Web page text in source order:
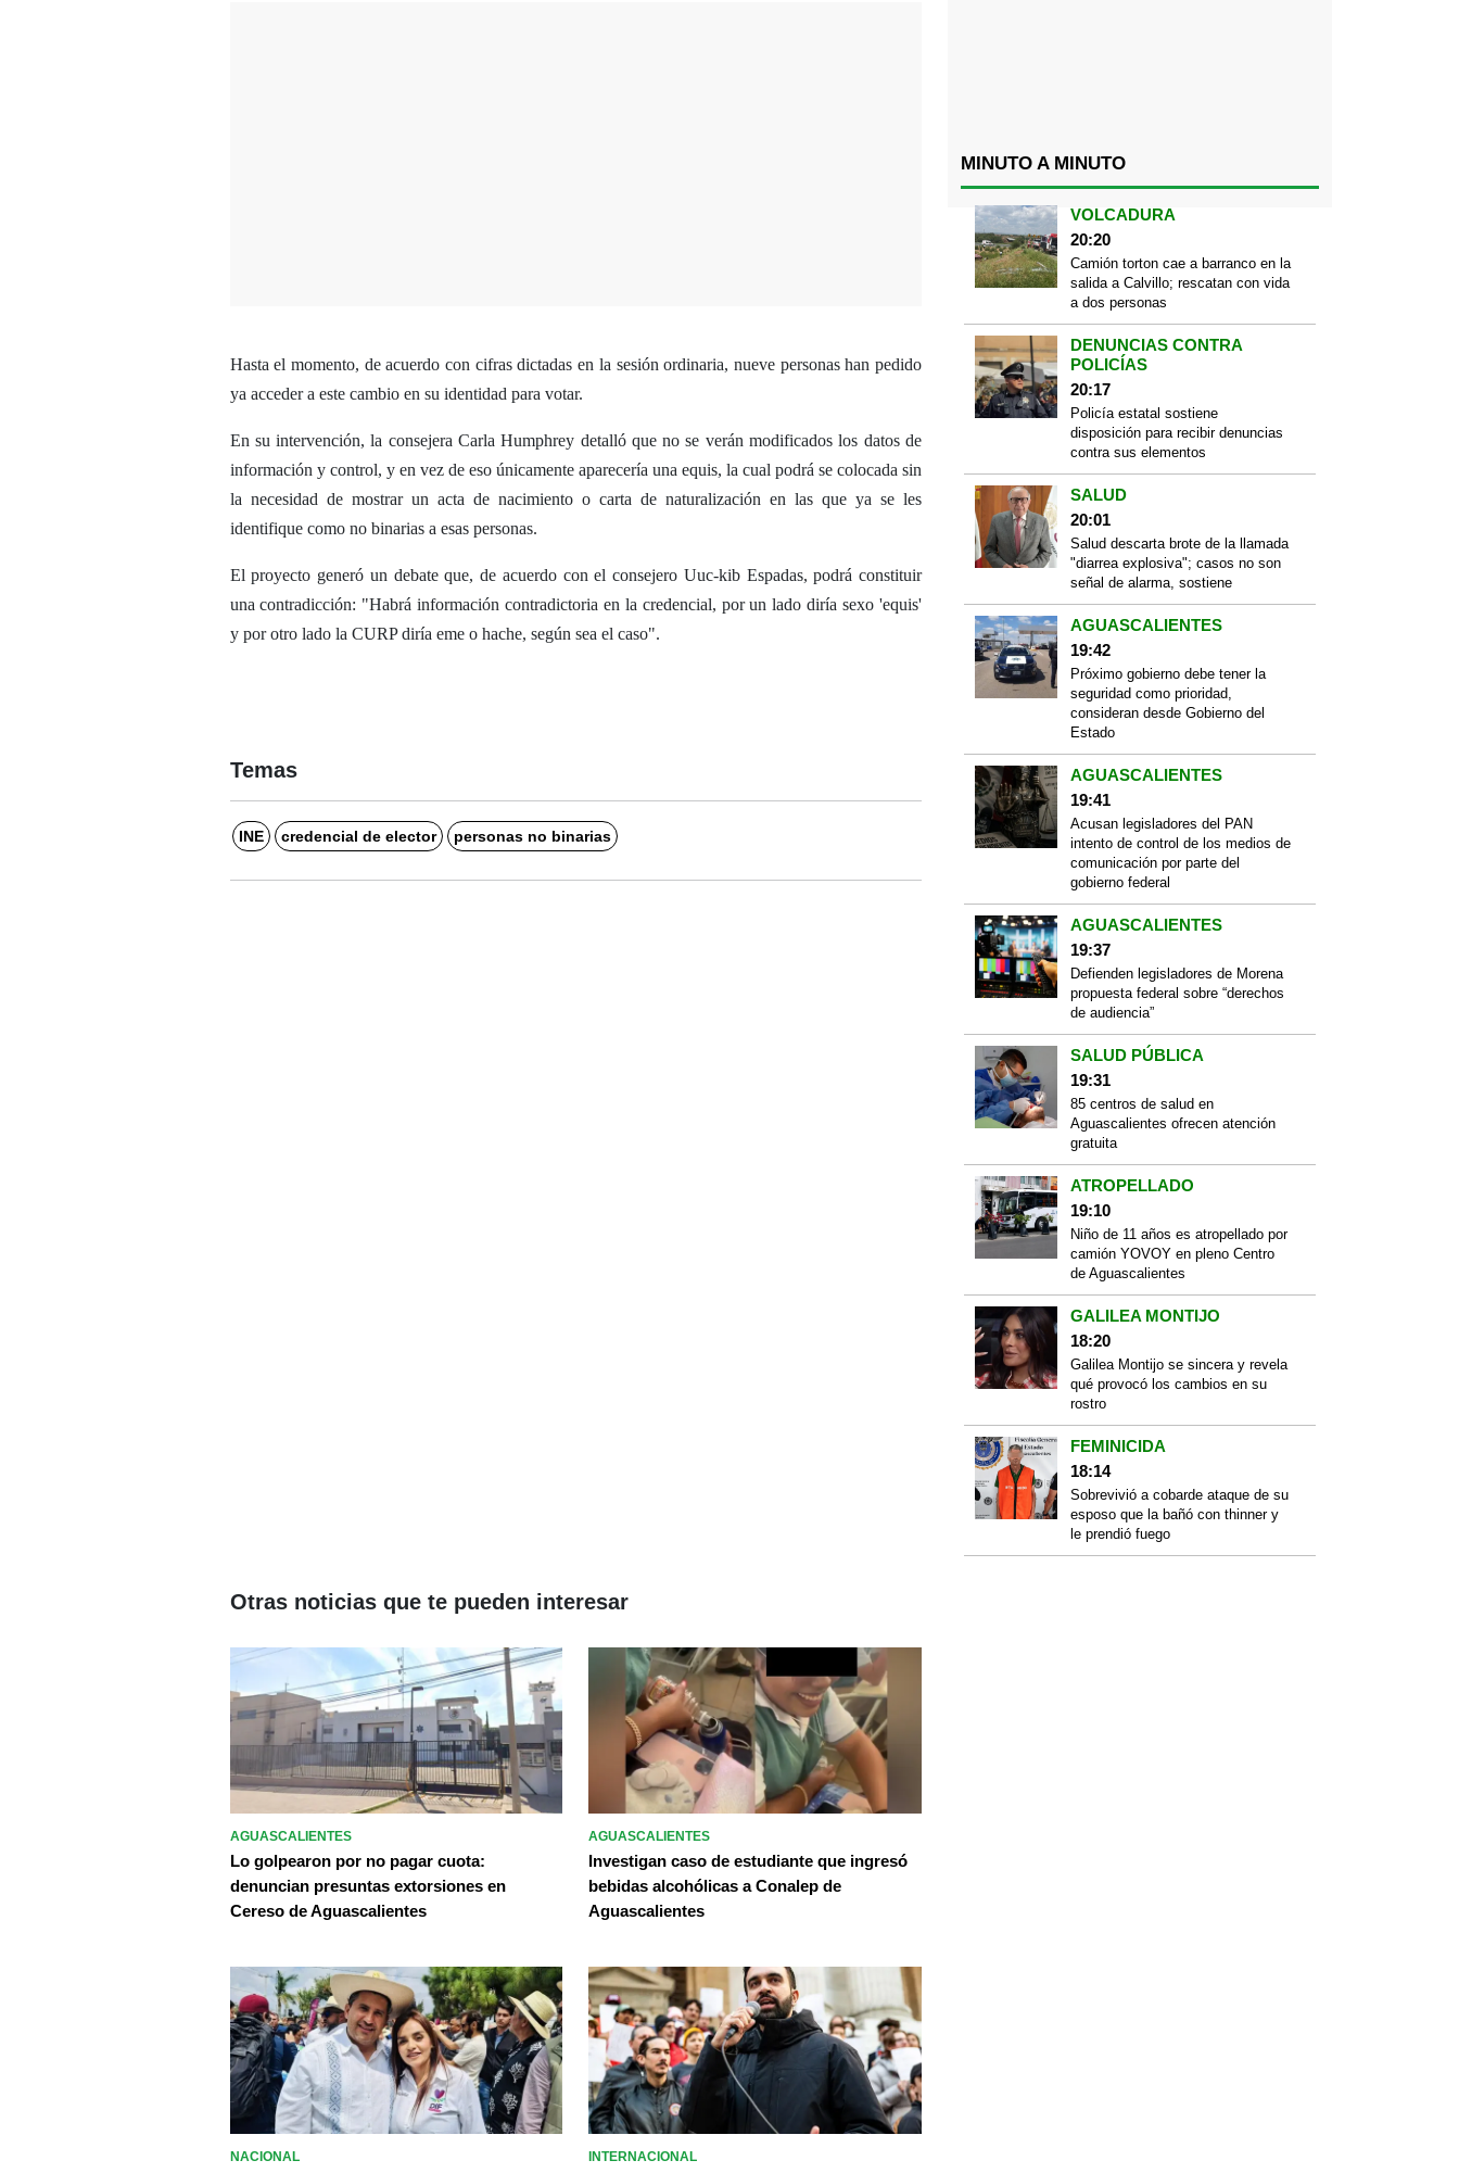
Hasta el momento, de acuerdo con cifras dictadas en la sesión ordinaria, nueve personas han pedido
ya acceder a este cambio en su identidad para votar.
En su intervención, la consejera Carla Humphrey detalló que no se verán modificados los datos de
información y control, y en vez de eso únicamente aparecería una equis, la cual podrá se colocada sin
la necesidad de mostrar un acta de nacimiento o carta de naturalización en las que ya se les
identifique como no binarias a esas personas.
El proyecto generó un debate que, de acuerdo con el consejero Uuc-kib Espadas, podrá constituir
una contradicción: "Habrá información contradictoria en la credencial, por un lado diría sexo 'equis'
y por otro lado la CURP diría eme o hache, según sea el caso".
Temas
INE credencial de elector personas no binarias
MINUTO A MINUTO
VOLCADURA
20:20
Camión torton cae a barranco en la
salida a Calvillo; rescatan con vida
a dos personas
DENUNCIAS CONTRA
POLICÍAS
20:17
Policía estatal sostiene
disposición para recibir denuncias
contra sus elementos
SALUD
20:01
Salud descarta brote de la llamada
"diarrea explosiva"; casos no son
señal de alarma, sostiene
AGUASCALIENTES
19:42
Próximo gobierno debe tener la
seguridad como prioridad,
consideran desde Gobierno del
Estado
AGUASCALIENTES
19:41
Acusan legisladores del PAN
intento de control de los medios de
comunicación por parte del
gobierno federal
AGUASCALIENTES
19:37
Defienden legisladores de Morena
propuesta federal sobre “derechos
de audiencia”
SALUD PÚBLICA
19:31
85 centros de salud en
Aguascalientes ofrecen atención
gratuita
ATROPELLADO
19:10
Niño de 11 años es atropellado por
camión YOVOY en pleno Centro
de Aguascalientes
GALILEA MONTIJO
18:20
Galilea Montijo se sincera y revela
qué provocó los cambios en su
rostro
FEMINICIDA
18:14
Sobrevivió a cobarde ataque de su
esposo que la bañó con thinner y
le prendió fuego
Otras noticias que te pueden interesar
AGUASCALIENTES
Lo golpearon por no pagar cuota:
denuncian presuntas extorsiones en
Cereso de Aguascalientes
AGUASCALIENTES
Investigan caso de estudiante que ingresó
bebidas alcohólicas a Conalep de
Aguascalientes
NACIONAL INTERNACIONAL